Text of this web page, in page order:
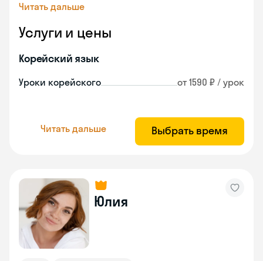
Читать дальше
Услуги и цены
Корейский язык
Уроки корейского от 1590 ₽ / урок
Читать дальше Выбрать время
Юлия